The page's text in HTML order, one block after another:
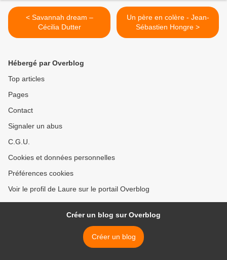
< Savannah dream –
Cécilia Dutter
Un père en colère - Jean-
Sébastien Hongre >
Hébergé par Overblog
Top articles
Pages
Contact
Signaler un abus
C.G.U.
Cookies et données personnelles
Préférences cookies
Voir le profil de Laure sur le portail Overblog
Créer un blog sur Overblog
Créer un blog